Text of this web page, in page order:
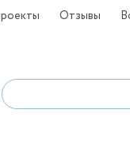
Отзывы